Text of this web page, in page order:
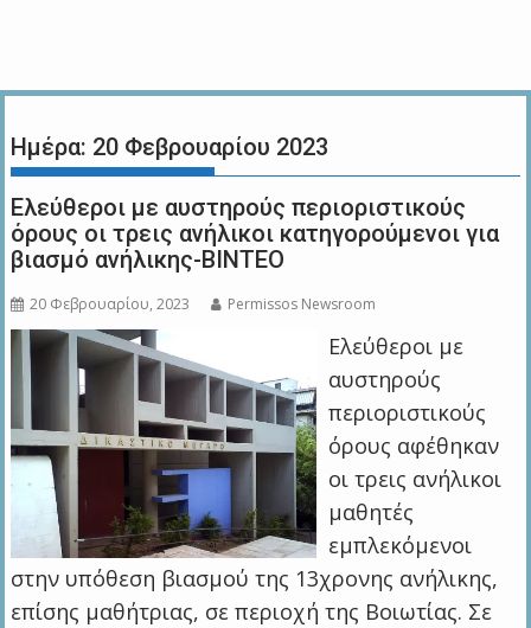
Ημέρα: 20 Φεβρουαρίου 2023
Ελεύθεροι με αυστηρούς περιοριστικούς
όρους οι τρεις ανήλικοι κατηγορούμενοι για
βιασμό ανήλικης-BINTEO
20 Φεβρουαρίου, 2023 Permissos Newsroom
Ελεύθεροι με
αυστηρούς
περιοριστικούς
όρους αφέθηκαν
οι τρεις ανήλικοι
μαθητές
εμπλεκόμενοι
στην υπόθεση βιασμού της 13χρονης ανήλικης,
επίσης μαθήτριας, σε περιοχή της Βοιωτίας. Σε